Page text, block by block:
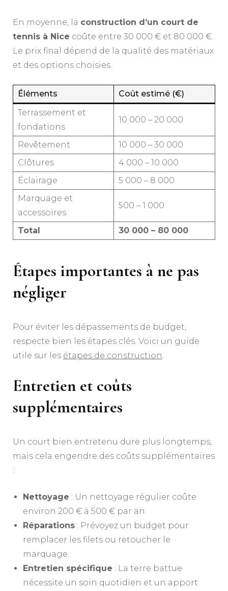
En moyenne, la construction d’un court de
tennis à Nice coûte entre 30 000 € et 80 000 €.
Le prix final dépend de la qualité des matériaux
et des options choisies.
Éléments
Coût estimé (€)
Terrassement et
fondations
10 000 – 20 000
Revêtement
10 000 – 30 000
Clôtures
4 000 – 10 000
Éclairage
5 000 – 8 000
Marquage et
accessoires
500 – 1 000
Total 30 000 – 80 000
Étapes importantes à ne pas
négliger
Pour éviter les dépassements de budget,
respecte bien les étapes clés. Voici un guide
utile sur les étapes de construction.
Entretien et coûts
supplémentaires
Un court bien entretenu dure plus longtemps,
mais cela engendre des coûts supplémentaires
:
Nettoyage : Un nettoyage régulier coûte
environ 200 € à 500 € par an.
Réparations : Prévoyez un budget pour
remplacer les filets ou retoucher le
marquage.
Entretien spécifique : La terre battue
nécessite un soin quotidien et un apport